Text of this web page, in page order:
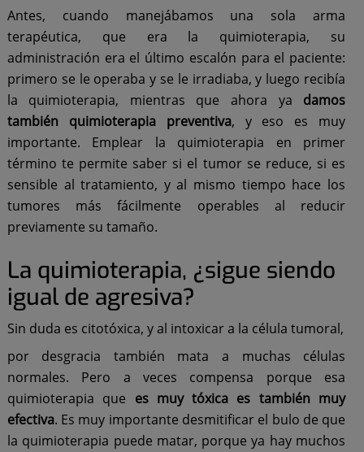
Antes, cuando manejábamos una sola arma
terapéutica, que era la quimioterapia, su
administración era el último escalón para el paciente:
primero se le operaba y se le irradiaba, y luego recibía
la quimioterapia, mientras que ahora ya damos
también quimioterapia preventiva, y eso es muy
importante. Emplear la quimioterapia en primer
término te permite saber si el tumor se reduce, si es
sensible al tratamiento, y al mismo tiempo hace los
tumores más fácilmente operables al reducir
previamente su tamaño.
La quimioterapia, ¿sigue siendo
igual de agresiva?
Sin duda es citotóxica, y al intoxicar a la célula tumoral,
por desgracia también mata a muchas células
normales. Pero a veces compensa porque esa
quimioterapia que es muy tóxica es también muy
efectiva. Es muy importante desmitificar el bulo de que
la quimioterapia puede matar, porque ya hay muchos